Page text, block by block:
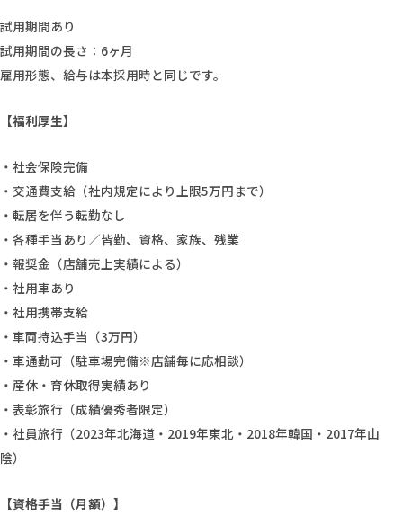
試用期間あり
試用期間の長さ：6ヶ月
雇用形態、給与は本採用時と同じです。
【福利厚生】
・社会保険完備
・交通費支給（社内規定により上限5万円まで）
・転居を伴う転勤なし
・各種手当あり／皆勤、資格、家族、残業
・報奨金（店舗売上実績による）
・社用車あり
・社用携帯支給
・車両持込手当（3万円）
・車通勤可（駐車場完備※店舗毎に応相談）
・産休・育休取得実績あり
・表彰旅行（成績優秀者限定）
・社員旅行（2023年北海道・2019年東北・2018年韓国・2017年山
陰）
【資格手当（月額）】